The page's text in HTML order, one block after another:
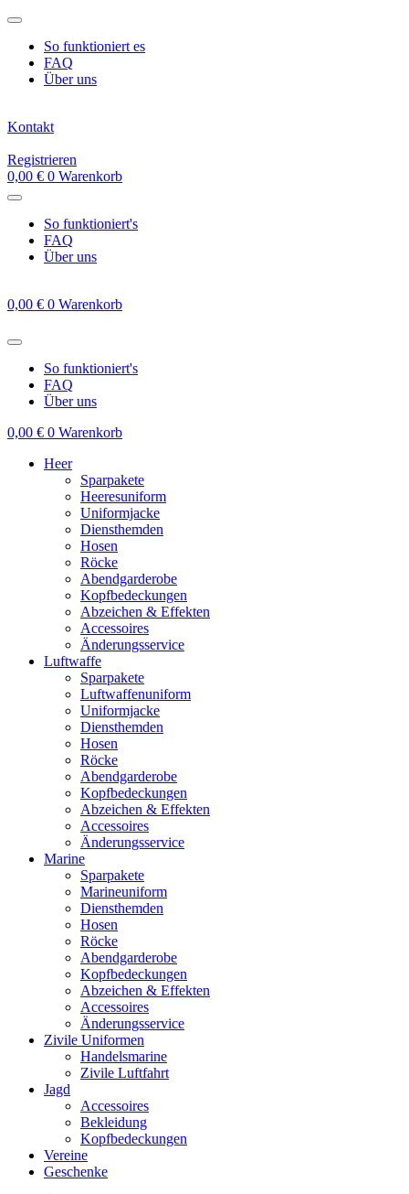
Zum
springenSo funktioniert es
FAQ
Über uns
Kontakt
Registrieren
0,00 € 0 Warenkorb
So funktioniert's
FAQ
Über uns
0,00 € 0 Warenkorb
So funktioniert's
FAQ
Über uns
0,00 € 0 Warenkorb
Heer
Sparpakete
Heeresuniform
Uniformjacke
Diensthemden
Hosen
Röcke
Abendgarderobe
Kopfbedeckungen
Abzeichen & Effekten
Accessoires
Änderungsservice
Luftwaffe
Sparpakete
Luftwaffenuniform
Uniformjacke
Diensthemden
Hosen
Röcke
Abendgarderobe
Kopfbedeckungen
Abzeichen & Effekten
Accessoires
Änderungsservice
Marine
Sparpakete
Marineuniform
Diensthemden
Hosen
Röcke
Abendgarderobe
Kopfbedeckungen
Abzeichen & Effekten
Accessoires
Änderungsservice
Zivile Uniformen
Handelsmarine
Zivile Luftfahrt
Jagd
Accessoires
Bekleidung
Kopfbedeckungen
Vereine
Geschenke